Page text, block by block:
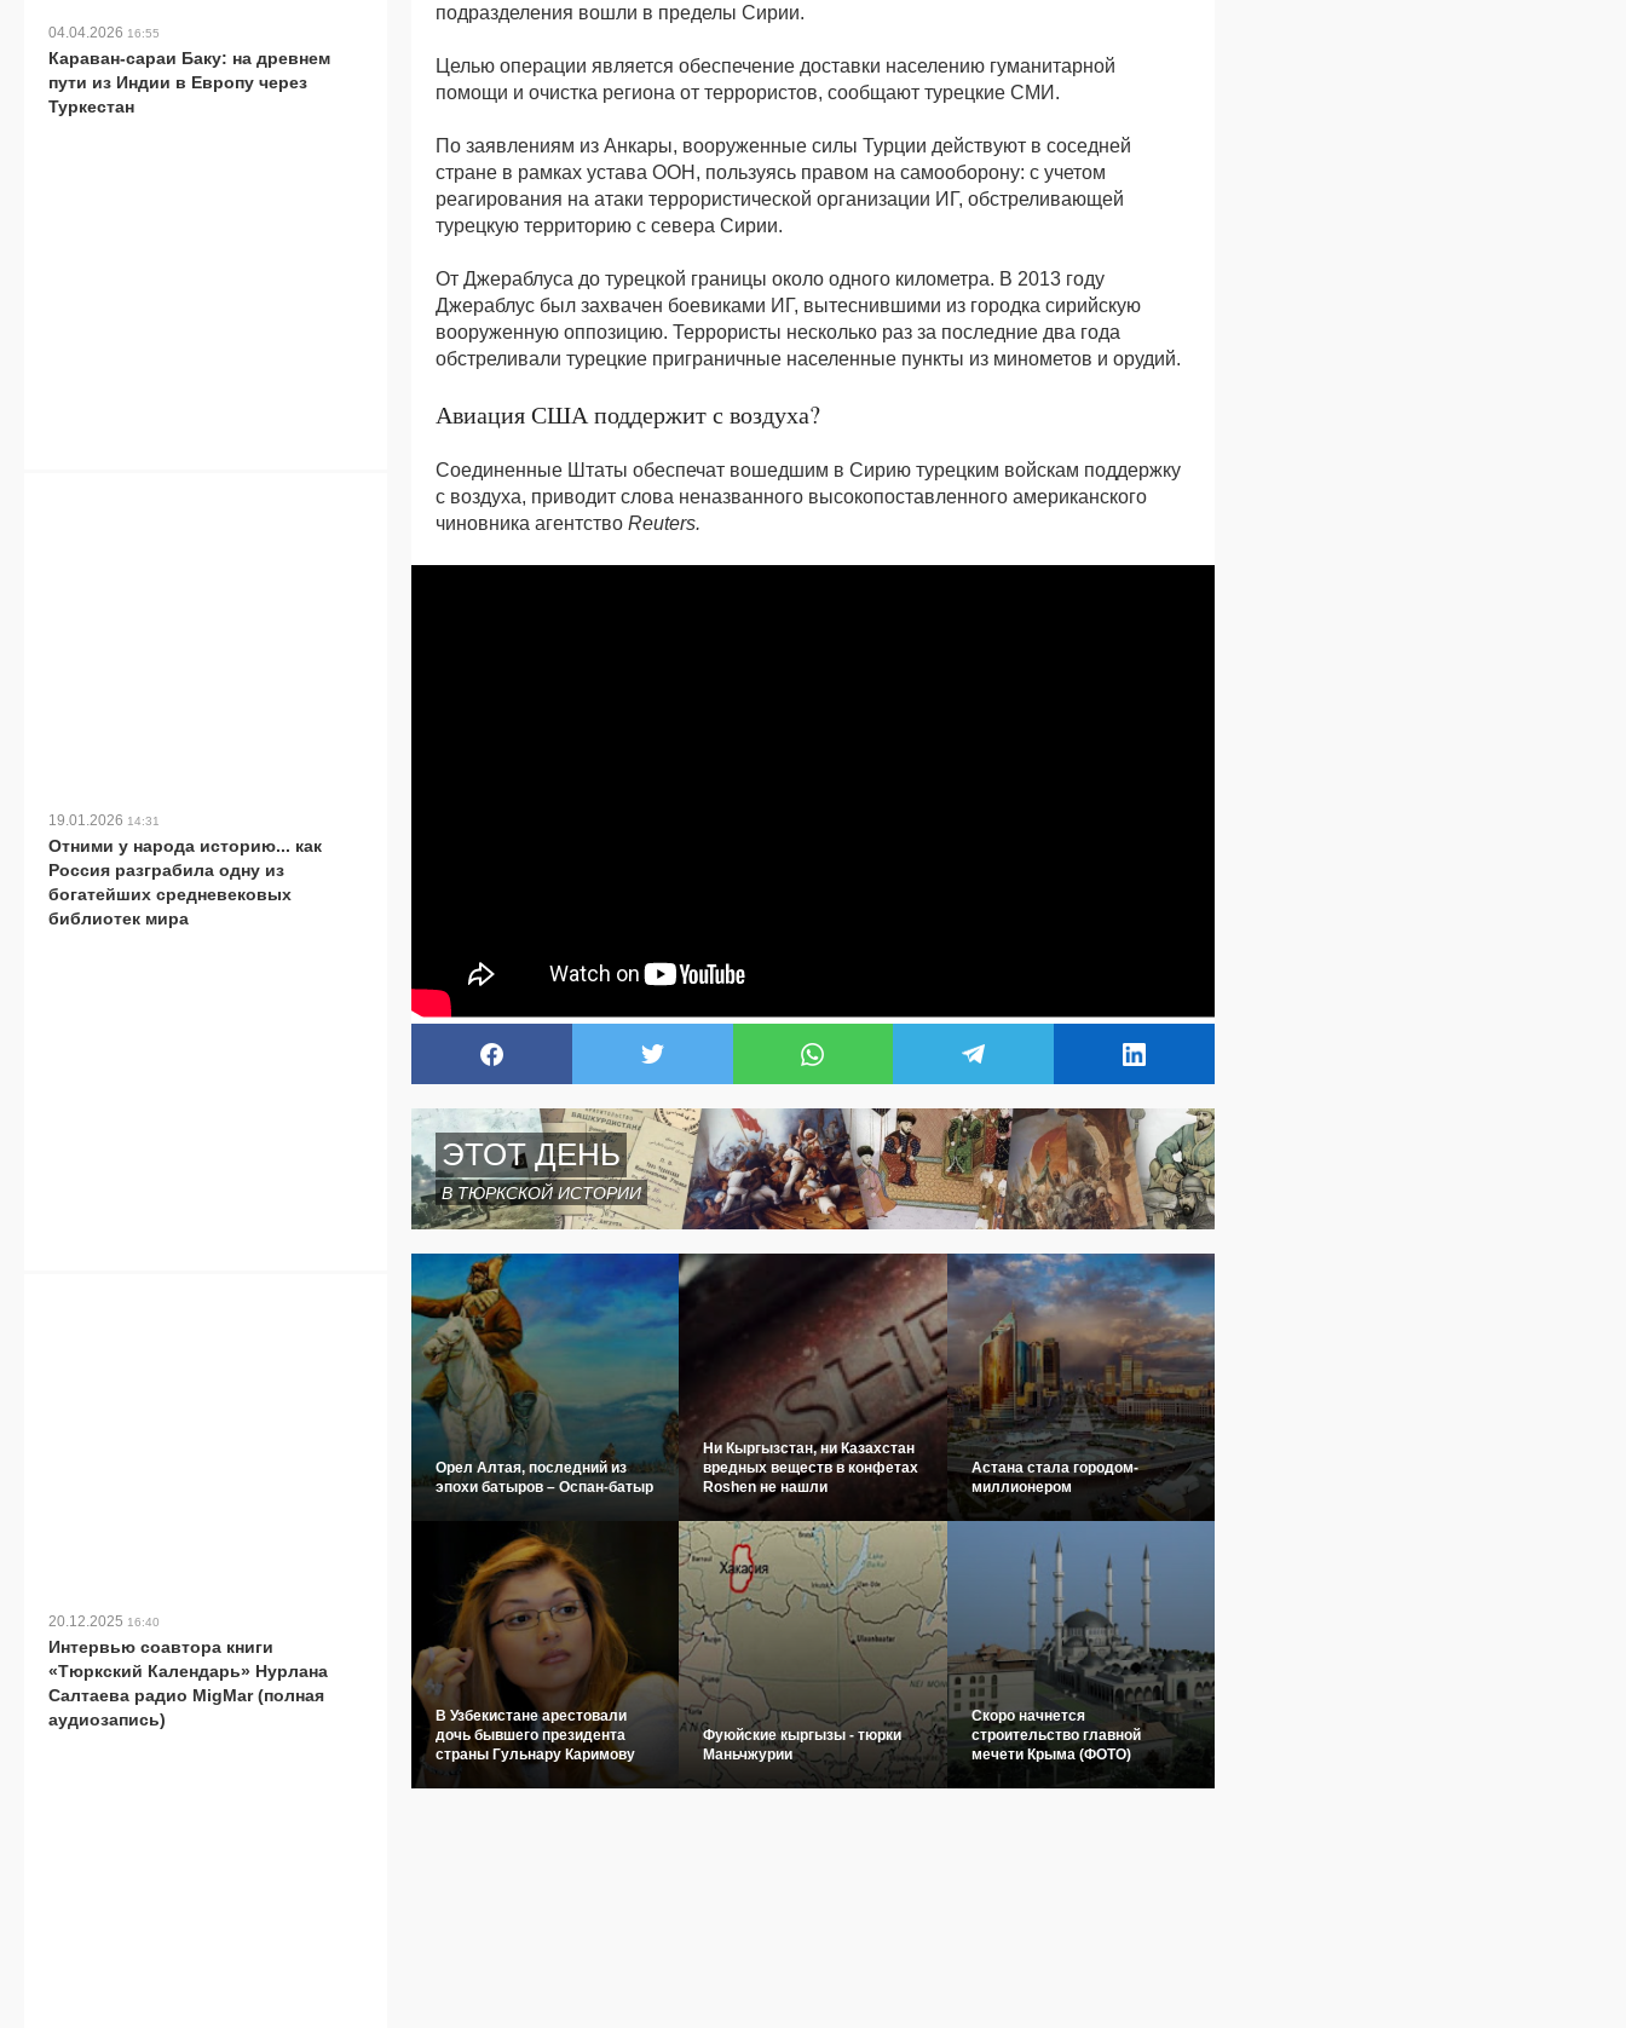
подразделения вошли в пределы Сирии.
Целью операции является обеспечение доставки населению гуманитарной
помощи и очистка региона от террористов, сообщают турецкие СМИ.
По заявлениям из Анкары, вооруженные силы Турции действуют в соседней
стране в рамках устава ООН, пользуясь правом на самооборону: с учетом
реагирования на атаки террористической организации ИГ, обстреливающей
турецкую территорию с севера Сирии.
От Джераблуса до турецкой границы около одного километра. В 2013 году
Джераблус был захвачен боевиками ИГ, вытеснившими из городка сирийскую
вооруженную оппозицию. Террористы несколько раз за последние два года
обстреливали турецкие приграничные населенные пункты из минометов и орудий.
Авиация США поддержит с воздуха?
Соединенные Штаты обеспечат вошедшим в Сирию турецким войскам поддержку
с воздуха, приводит слова неназванного высокопоставленного американского
чиновника агентство Reuters.
ЭТОТ ДЕНЬ
В ТЮРКСКОЙ ИСТОРИИ
Орел Алтая, последний из
эпохи батыров – Оспан-батыр
Ни Кыргызстан, ни Казахстан
вредных веществ в конфетах
Roshen не нашли
Астана стала городом-
миллионером
В Узбекистане арестовали
дочь бывшего президента
страны Гульнару Каримову
Фуюйские кыргызы - тюрки
Маньчжурии
Скоро начнется
строительство главной
мечети Крыма (ФОТО)
04.04.2026 16:55
Караван-сараи Баку: на древнем
пути из Индии в Европу через
Туркестан
19.01.2026 14:31
Отними у народа историю... как
Россия разграбила одну из
богатейших средневековых
библиотек мира
20.12.2025 16:40
Интервью соавтора книги
«Тюркский Календарь» Нурлана
Салтаева радио MigMar (полная
аудиозапись)